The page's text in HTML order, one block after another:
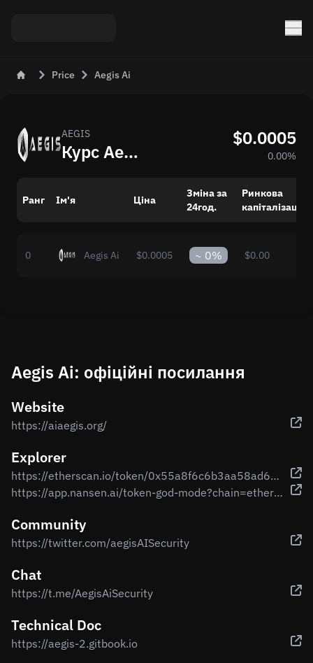
Price Aegis Ai
AEGIS
Курс Aegis Ai (AEGIS) на сьогодні
$0.0005
0.00%
Ранг Ім'я Ціна
Зміна за
24год.
Ринкова
капіталізація
0 Aegis Ai $0.0005 ~ 0% $0.00
Aegis Ai: офіційні посилання
Website
https://aiaegis.org/
Explorer
https://etherscan.io/token/0x55a8f6c6b3aa58ad6d1f26f6afeded78f32e19f4
https://app.nansen.ai/token-god-mode?chain=ethereum&tab=transactions&tokenAddress=0x55a8f6c6b3aa58ad6d1f26f6afeded78f32e19f4
Community
https://twitter.com/aegisAISecurity
Chat
https://t.me/AegisAiSecurity
Technical Doc
https://aegis-2.gitbook.io